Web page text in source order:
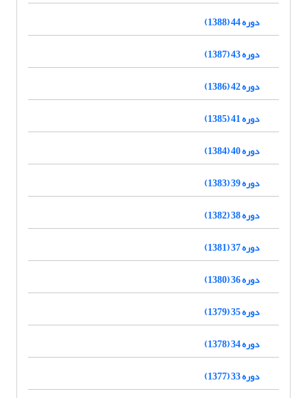
دوره 44 (1388)
دوره 43 (1387)
دوره 42 (1386)
دوره 41 (1385)
دوره 40 (1384)
دوره 39 (1383)
دوره 38 (1382)
دوره 37 (1381)
دوره 36 (1380)
دوره 35 (1379)
دوره 34 (1378)
دوره 33 (1377)